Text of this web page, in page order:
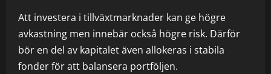
Att investera i tillväxtmarknader kan ge högre
avkastning men innebär också högre risk. Därför
bör en del av kapitalet även allokeras i stabila
fonder för att balansera portföljen.